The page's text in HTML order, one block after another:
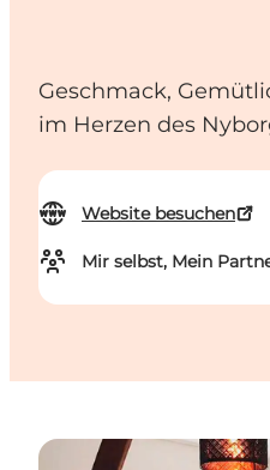
Geschmack,
im Herzen des
Website besuchen
Mir selbst, Mein